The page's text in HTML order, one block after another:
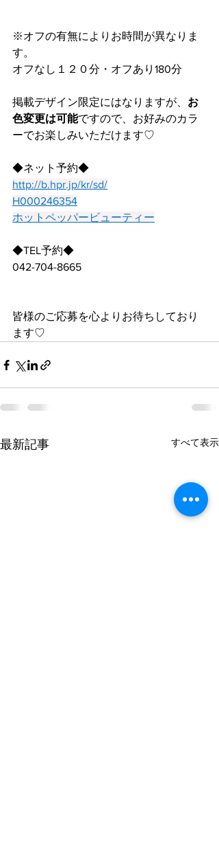
※オフの有無によりお時間が異なりま
す。
オフなし１２０分・オフあり180分
掲載デザイン限定にはなりますが、 お
色変更は可能ですので、お好みのカラ
ーでお楽しみいただけます♡
◆ネット予約◆
http://b.hpr.jp/kr/sd/
H000246354
ホットペッパービューティー
◆TEL予約◆
042-704-8665
皆様のご応募を心よりお待ちしており
ます♡
最新記事 すべて表示